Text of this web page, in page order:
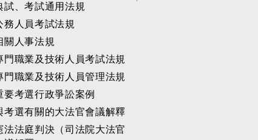
試、考試通用法規
務人員考試法規
關人事法規
門職業及技術人員考試法規
門職業及技術人員管理法規
要考選行政爭訟案例
考選有關的大法官會議解釋
法法庭判決（司法院大法官